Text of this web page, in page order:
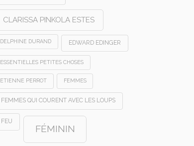
CLARISSA PINKOLA ESTES
DELPHINE DURAND EDWARD EDINGER
ESSENTIELLES PETITES CHOSES
ETIENNE PERROT FEMMES
FEMMES QUI COURENT AVEC LES LOUPS
FEU
FÉMININ